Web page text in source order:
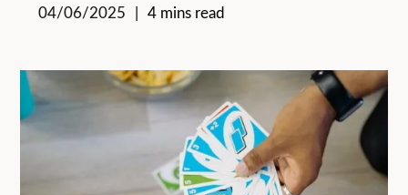
04/06/2025 4 mins read